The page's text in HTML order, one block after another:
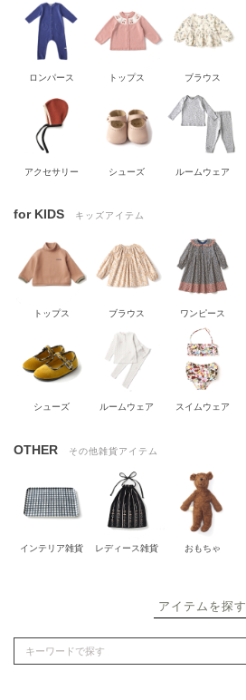
ロンパース トップス ブラウス
アクセサリー シューズ ルームウェア
for KIDS キッズアイテム
トップス ブラウス ワンピース
シューズ ルームウェア スイムウェア
OTHER その他雑貨アイテム
インテリア雑貨 レディース雑貨 おもちゃ
アイテムを探す